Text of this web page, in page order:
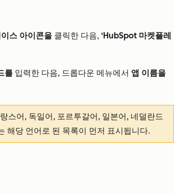
스 아이콘을 클릭한 다음, ‘HubSpot 마켓플레
를 입력한 다음, 드롭다운 메뉴에서 앱 이름을
스어, 독일어, 포르투갈어, 일본어, 네덜란드
해당 언어로 된 목록이 먼저 표시됩니다.